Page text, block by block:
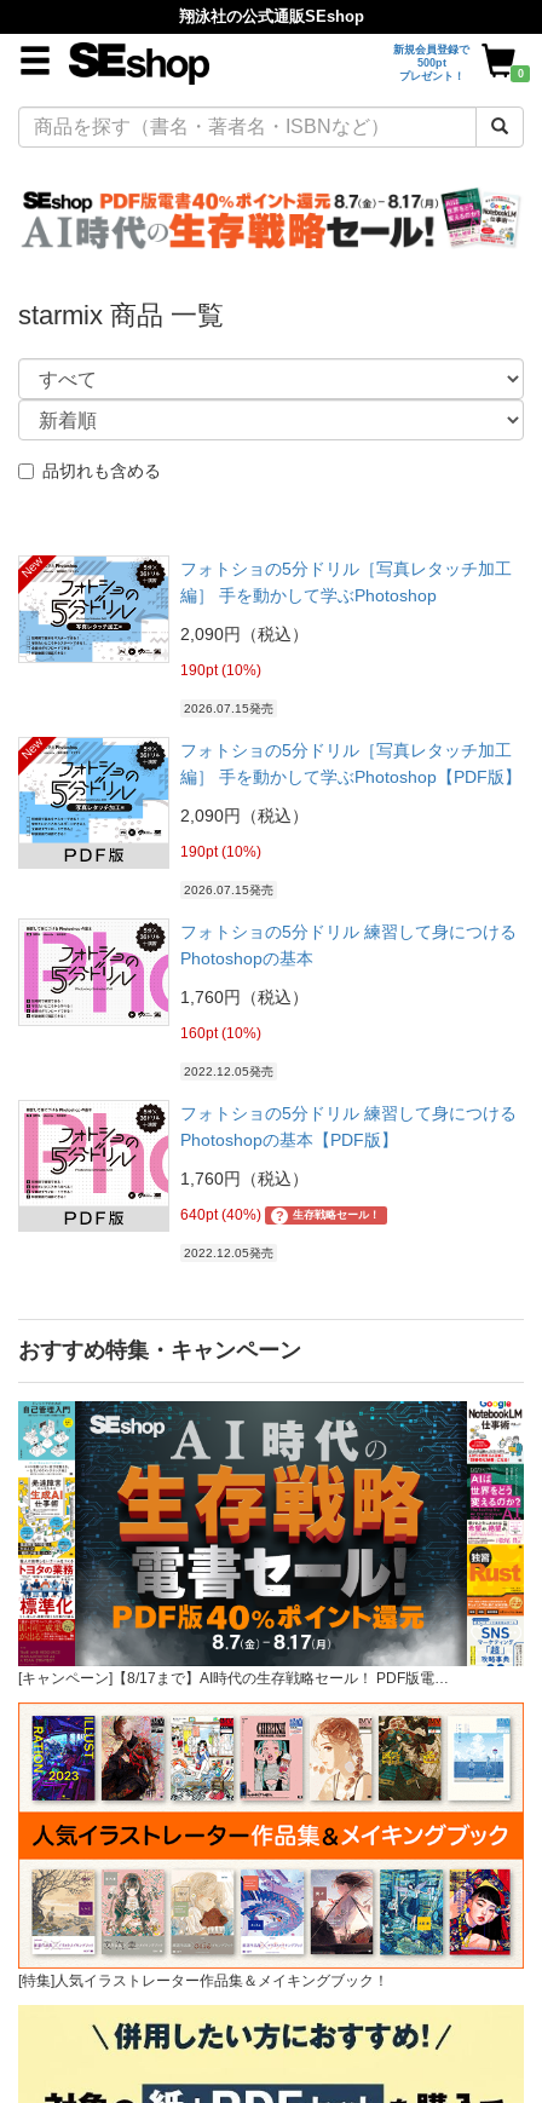
翔泳社の公式通販SEshop
新規会員登録で
500pt
プレゼント！
0
starmix 商品 一覧
品切れも含める
New
フォトショの5分ドリル［写真レタッチ加工
編］ 手を動かして学ぶPhotoshop
2,090円（税込）
190pt (10%)
2026.07.15発売
New
フォトショの5分ドリル［写真レタッチ加工
編］ 手を動かして学ぶPhotoshop【PDF版】
2,090円（税込）
190pt (10%)
2026.07.15発売
フォトショの5分ドリル 練習して身につける
Photoshopの基本
1,760円（税込）
160pt (10%)
2022.12.05発売
フォトショの5分ドリル 練習して身につける
Photoshopの基本【PDF版】
1,760円（税込）
640pt (40%) ? 生存戦略セール！
2022.12.05発売
おすすめ特集・キャンペーン
[キャンペーン]【8/17まで】AI時代の生存戦略セール！ PDF版電…
[特集]人気イラストレーター作品集＆メイキングブック！